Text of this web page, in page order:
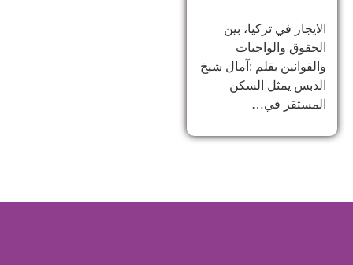
الايجار في تركيا، بين
الحقوق والواجبات
والقوانين بقلم :آمال شيخ
الدبس يمثل السكن
المستقر في…